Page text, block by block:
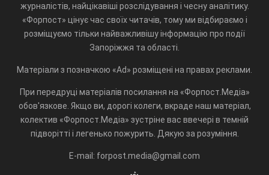
журналістів, найцікавіші розслідування і чесну аналітику.
«Форпост» цінує час своїх читачів, тому ми відбираємо і
розміщуємо тільки найважливішу інформацію про події
Запоріжжя та області.
Матеріали з позначкою «Ad» розміщені на правах реклами.
При передруці матеріалів посилання на «Форпост.Медіа»
обов'язкове. Якщо ви, дорогі колеги, вкраде наш матеріал,
колектив «Форпост.Медіа» зустріне вас ввечері в темній
підворітті і легенько пожурить. Дякую за розуміння.
E-mail: forpost.media@gmail.com